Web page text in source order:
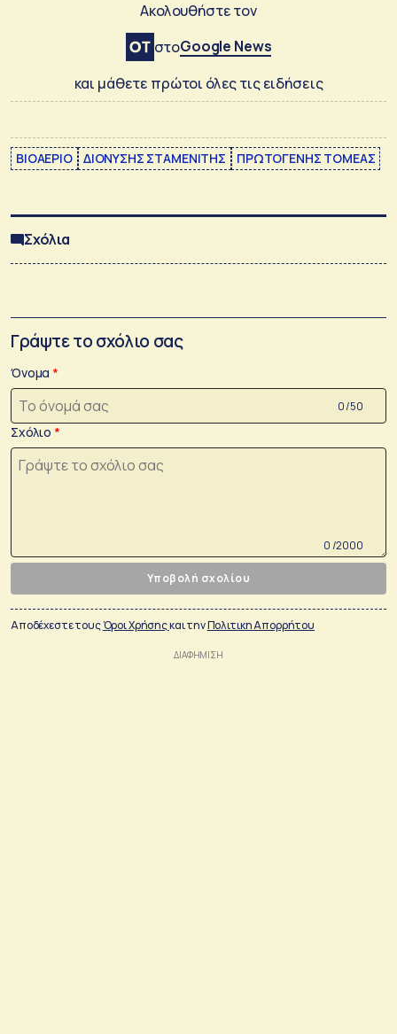
Ακολουθήστε τον
στοGoogle News
και μάθετε πρώτοι όλες τις ειδήσεις
ΒΙΟΑΕΡΙΟ ΔΙΟΝΥΣΗΣ ΣΤΑΜΕΝΙΤΗΣ ΠΡΩΤΟΓΕΝΗΣ ΤΟΜΕΑΣ
Σχόλια
Γράψτε το σχόλιο σας
Όνομα
0 /50
Σχόλιο
0 /2000
Υποβολή σχολίου
Αποδέχεστε τουςΌροι Χρήσηςκαι τηνΠολιτικη Απορρήτου